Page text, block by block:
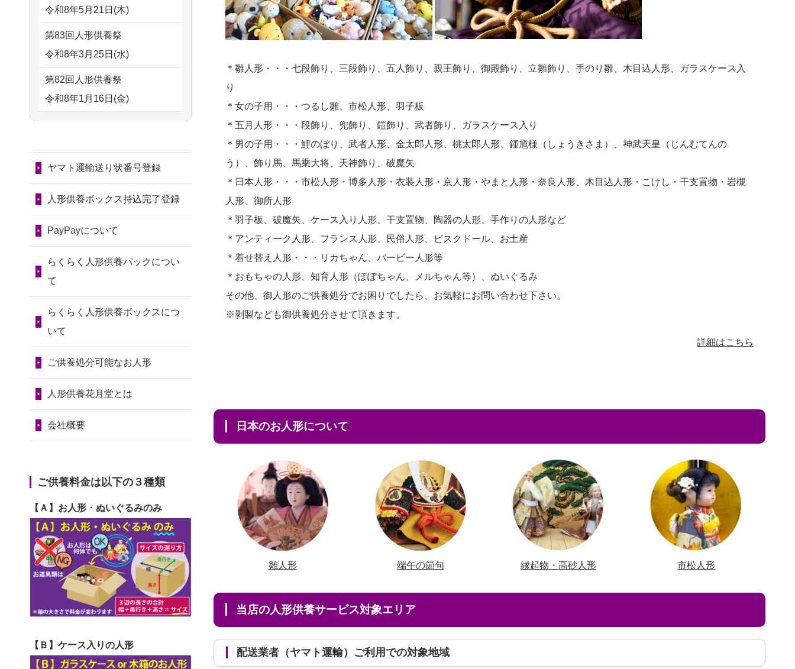
＊雛人形・・・七段飾り、三段飾り、五人飾り、親王飾り、御殿飾り、立雛飾り、手のり雛、木目込人形、ガラスケース入
り
＊女の子用・・・つるし雛、市松人形、羽子板
＊五月人形・・・段飾り、兜飾り、鎧飾り、武者飾り、ガラスケース入り
＊男の子用・・・鯉のぼり、武者人形、金太郎人形、桃太郎人形、鍾馗様（しょうきさま）、神武天皇（じんむてんの
う）、飾り馬、馬乗大将、天神飾り、破魔矢
＊日本人形・・・市松人形・博多人形・衣装人形・京人形・やまと人形・奈良人形、木目込人形・こけし・干支置物・岩槻
人形、御所人形
＊羽子板、破魔矢、ケース入り人形、干支置物、陶器の人形、手作りの人形など
＊アンティーク人形、フランス人形、民俗人形、ビスクドール、お土産
＊着せ替え人形・・・リカちゃん、バービー人形等
＊おもちゃの人形、知育人形（ぽぽちゃん、メルちゃん等）、ぬいぐるみ
その他、御人形のご供養処分でお困りでしたら、お気軽にお問い合わせ下さい。
※剥製なども御供養処分させて頂きます。
詳細はこちら
日本のお人形について
雛人形 端午の節句 縁起物・高砂人形 市松人形
当店の人形供養サービス対象エリア
配送業者（ヤマト運輸）ご利用での対象地域
2026/08/01 17:10
東京都の方からお申込み
2026/08/01 11:07
さいたの方からお申込み
2026/07/31 17:28
栃木県の方からお申込み
東京都の方からお申込み
2026/07/31 08:41
2026/07/30 22:27
墨田区の方からお申込み
2026/07/30 15:59
が...
達を、ちゃんと供養したく、
2026/07/10家から近かったの
で。
2026/07/08誰も住んでいない
実家の片付けを始めました。
...
2026/07/06 9年間自由が丘店を
見守ってくれてありがとう。
2026/07/05
しっかりとお人形
2026/06/30 長年大事にしてき
た雛人形です、供養していた
2026/06/29
一緒にお雛様を出しました。
お...
2026/06/28きちんと供養して
いただけると思ったので、お
ぐるみを供養いただいたこと
が...
供養・処分したいのですが、
お雛様とお内裏様だ...
2024/01/13供養申込みの後、
供養祭までお人形はどうなっ
てるのですか？
が、きちんと供養してもらえ
るのですか？
お願いできますか？
2024/01/13供養後の通知はも
らえますか？
人形以外はどうしてるのです
か？
人形はどうなるのでしょう
か？
しても良いですか？
令和8年5月21日(木)
第83回人形供養祭
令和8年3月25日(水)
第82回人形供養祭
令和8年1月16日(金)
第81回人形供養祭
第80回人形供養祭
第79回人形供養祭
令和7年8月2日(土)
第78回人形供養祭
令和7年6月20日(金)
第76回人形供養祭
令和7年2月28日(金)
第75回人形供養祭
令和7年1月17日(金)
第73回人形供養祭
第72回人形供養祭
令和6年9月9日(月)
第71回人形供養祭
令和6年8月1日(木)
第70回人形供養祭
第69回人形供養祭
ヤマト運輸送り状番号登録
人形供養ボックス持込完了登録
PayPayについて
らくらく人形供養パックについ
て
らくらく人形供養ボックスにつ
いて
ご供養処分可能なお人形
人形供養花月堂とは
会社概要
ご供養料金は以下の３種類
【Ａ】お人形・ぬいぐるみのみ
【Ｂ】ケース入りの人形